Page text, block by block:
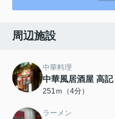
周辺施設
中華料理
中華風居酒屋 高記
251ｍ（4分）
ラーメン